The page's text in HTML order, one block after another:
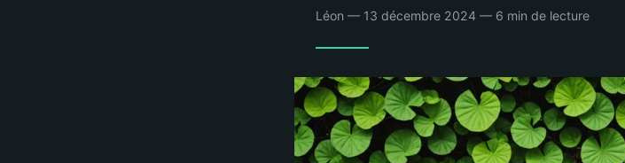
Léon — 13 décembre 2024 — 6 min de lecture